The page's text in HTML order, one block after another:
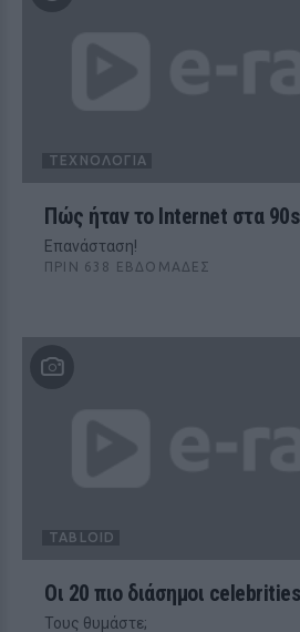
ΤΕΧΝΟΛΟΓΊΑ
Πώς ήταν το Internet στα 90s
Επανάσταση!
ΠΡΙΝ 638 ΕΒΔΟΜΆΔΕΣ
TABLOID
Oι 20 πιο διάσημοι
Τους θυμάστε;